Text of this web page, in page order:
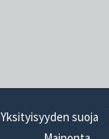
Yksityisyyden suoja